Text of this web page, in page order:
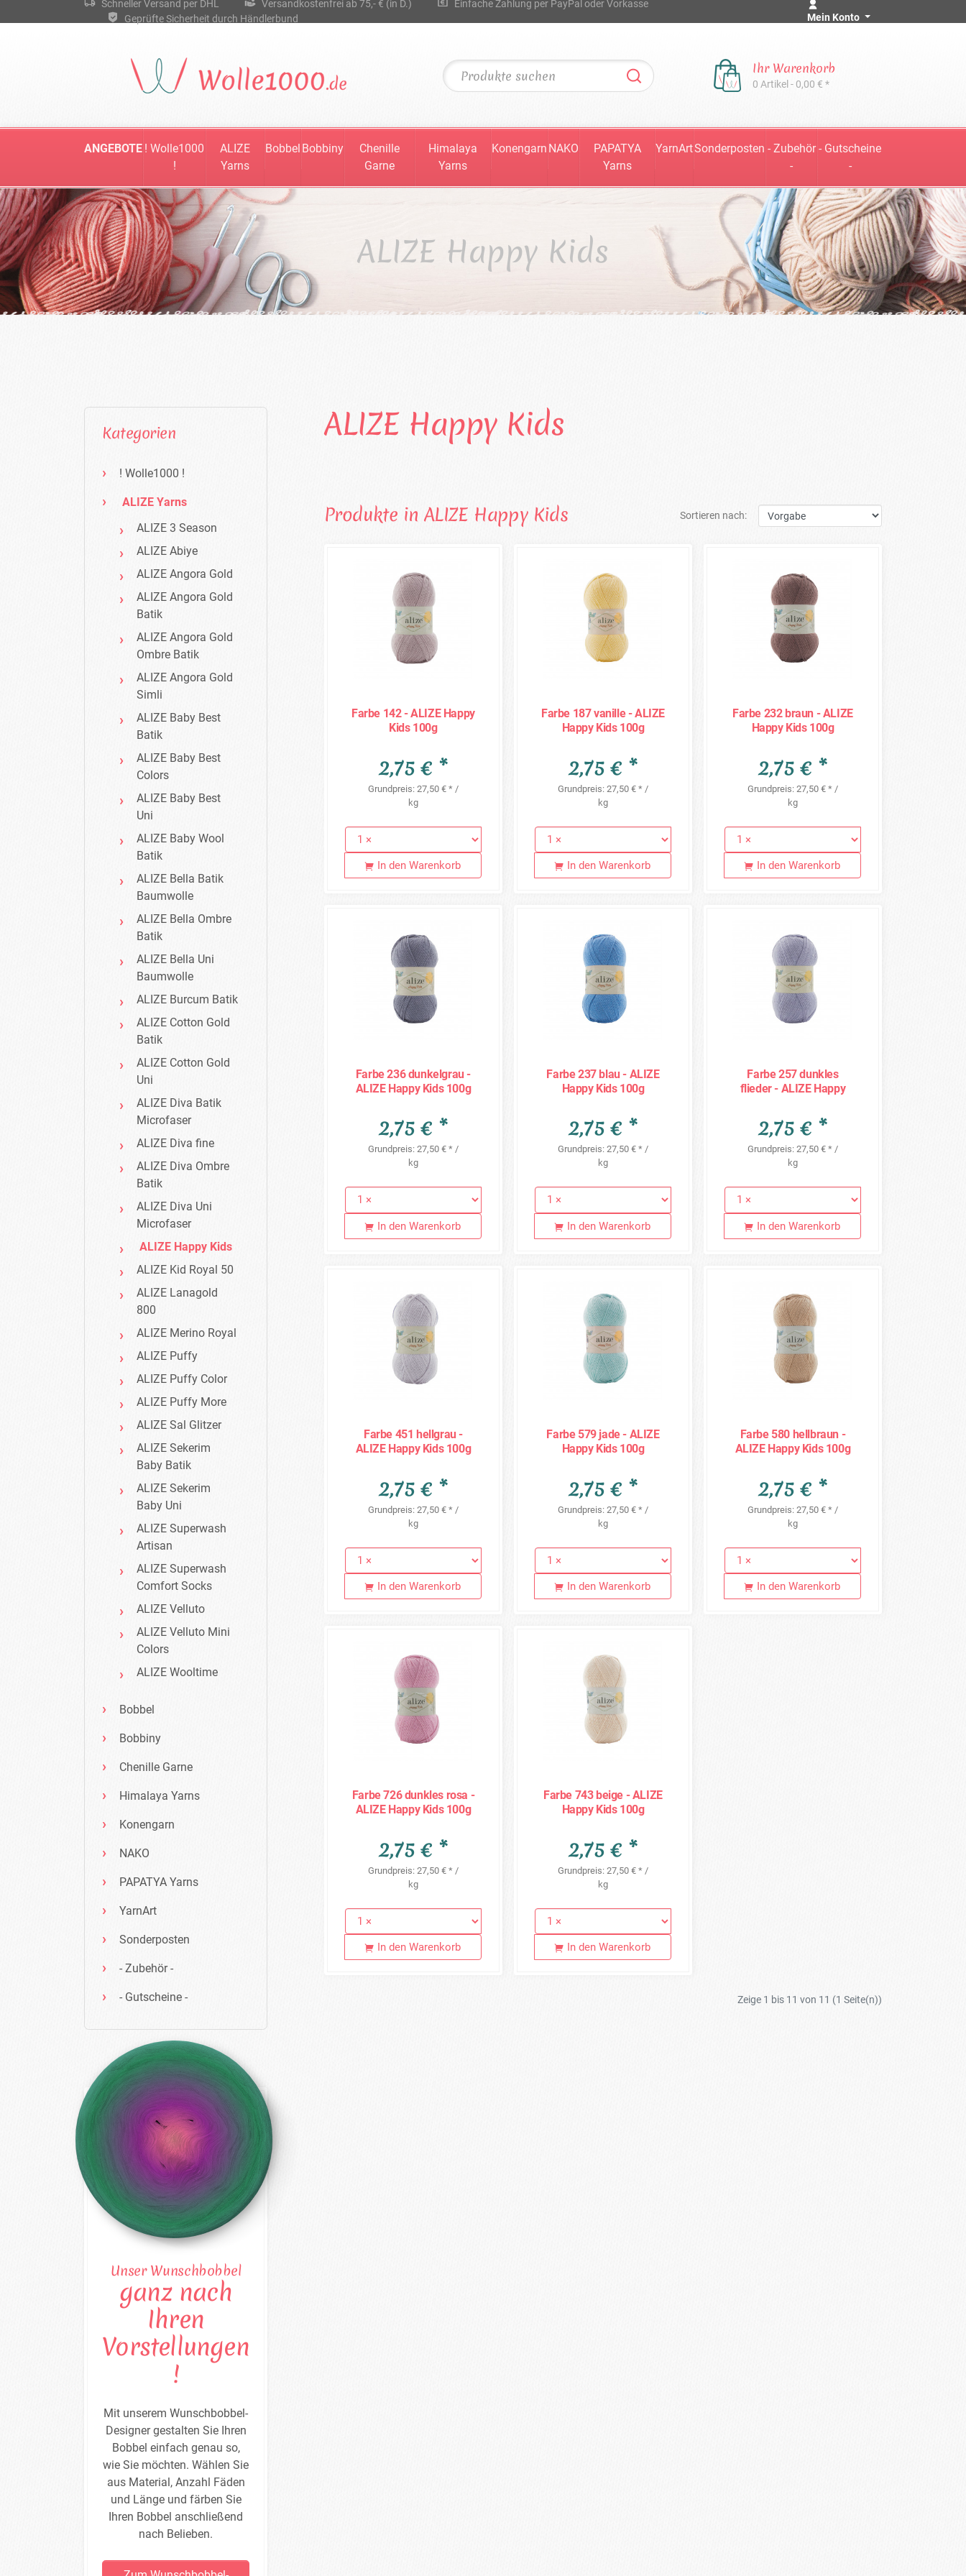
Schneller Versand per DHL Versandkostenfrei ab 75,- € (in D.)
Einfache Zahlung per PayPal oder Vorkasse
Geprüfte Sicherheit durch Händlerbund
Mein Konto
Ihr Warenkorb
0 Artikel - 0,00 € *
ANGEBOTE ! Wolle1000
!
ALIZE
Yarns
Bobbel Bobbiny
Chenille
Garne
Himalaya
Yarns
Konengarn NAKO
PAPATYA
Yarns
YarnArtSonderposten - Zubehör
-
- Gutscheine
-
ALIZE Happy Kids
ALIZE Happy Kids
Produkte in ALIZE Happy Kids Sortieren nach:
Farbe 142 - ALIZE Happy
Kids 100g
2,75 € *
Grundpreis: 27,50 € * /
kg
In den Warenkorb
Farbe 187 vanille - ALIZE
Happy Kids 100g
2,75 € *
Grundpreis: 27,50 € * /
kg
In den Warenkorb
Farbe 232 braun - ALIZE
Happy Kids 100g
2,75 € *
Grundpreis: 27,50 € * /
kg
In den Warenkorb
Farbe 236 dunkelgrau -
ALIZE Happy Kids 100g
2,75 € *
Grundpreis: 27,50 € * /
kg
In den Warenkorb
Farbe 237 blau - ALIZE
Happy Kids 100g
2,75 € *
Grundpreis: 27,50 € * /
kg
In den Warenkorb
Farbe 257 dunkles
flieder - ALIZE Happy
2,75 € *
Grundpreis: 27,50 € * /
kg
In den Warenkorb
Farbe 451 hellgrau -
ALIZE Happy Kids 100g
2,75 € *
Grundpreis: 27,50 € * /
kg
In den Warenkorb
Farbe 579 jade - ALIZE
Happy Kids 100g
2,75 € *
Grundpreis: 27,50 € * /
kg
In den Warenkorb
Farbe 580 hellbraun -
ALIZE Happy Kids 100g
2,75 € *
Grundpreis: 27,50 € * /
kg
In den Warenkorb
Farbe 726 dunkles rosa -
ALIZE Happy Kids 100g
2,75 € *
Grundpreis: 27,50 € * /
kg
In den Warenkorb
Farbe 743 beige - ALIZE
Happy Kids 100g
2,75 € *
Grundpreis: 27,50 € * /
kg
In den Warenkorb
Zeige 1 bis 11 von 11 (1 Seite(n))
Kategorien
! Wolle1000 !
ALIZE Yarns
ALIZE 3 Season
ALIZE Abiye
ALIZE Angora Gold
ALIZE Angora Gold
Batik
ALIZE Angora Gold
Ombre Batik
ALIZE Angora Gold
Simli
ALIZE Baby Best
Batik
ALIZE Baby Best
Colors
ALIZE Baby Best
Uni
ALIZE Baby Wool
Batik
ALIZE Bella Batik
Baumwolle
ALIZE Bella Ombre
Batik
ALIZE Bella Uni
Baumwolle
ALIZE Burcum Batik
ALIZE Cotton Gold
Batik
ALIZE Cotton Gold
Uni
ALIZE Diva Batik
Microfaser
ALIZE Diva fine
ALIZE Diva Ombre
Batik
ALIZE Diva Uni
Microfaser
ALIZE Happy Kids
ALIZE Kid Royal 50
ALIZE Lanagold
800
ALIZE Merino Royal
ALIZE Puffy
ALIZE Puffy Color
ALIZE Puffy More
ALIZE Sal Glitzer
ALIZE Sekerim
Baby Batik
ALIZE Sekerim
Baby Uni
ALIZE Superwash
Artisan
ALIZE Superwash
Comfort Socks
ALIZE Velluto
ALIZE Velluto Mini
Colors
ALIZE Wooltime
Bobbel
Bobbiny
Chenille Garne
Himalaya Yarns
Konengarn
NAKO
PAPATYA Yarns
YarnArt
Sonderposten
- Zubehör -
- Gutscheine -
Unser Wunschbobbel
ganz nach
Ihren
Vorstellungen
!
Mit unserem Wunschbobbel-
Designer gestalten Sie Ihren
Bobbel einfach genau so,
wie Sie möchten. Wählen Sie
aus Material, Anzahl Fäden
und Länge und färben Sie
Ihren Bobbel anschließend
nach Belieben.